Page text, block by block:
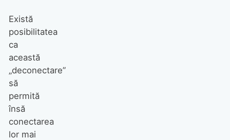
Există
posibilitatea
ca
această
„deconectare”
să
permită
însă
conectarea
lor mai